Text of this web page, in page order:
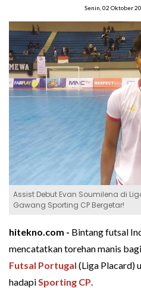
Senin, 02 Oktober
Assist Debut Evan Soumilena di
Gawang Sporting CP Bergetar!
hitekno.com - Bintang futsal
mencatatkan torehan manis bagi
Futsal Portugal (Liga Placard)
hadapiSporting CP.